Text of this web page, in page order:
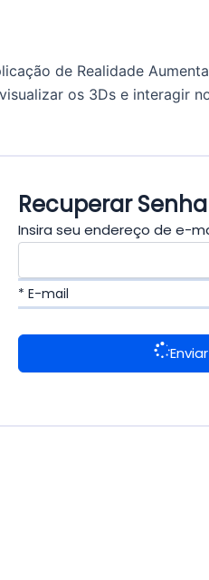
de Realidade
os 3Ds e interagir
Recuperar Senha
Insira seu endereço de e-
* E-mail
Enviar